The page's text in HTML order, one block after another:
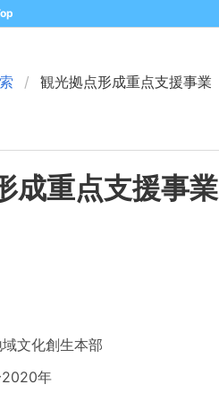
観光拠点形成重点支援事業
成重点支援事業
文化創生本部
2020年